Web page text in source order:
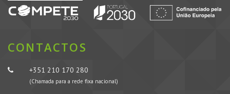
CONTACTOS
+351 210 170 280
(Chamada para a rede fixa nacional)